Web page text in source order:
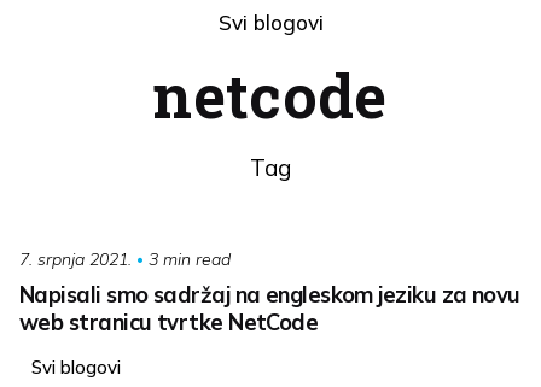
Svi blogovi
netcode
Tag
7. srpnja 2021. 3 min read
Napisali smo sadržaj na engleskom jeziku za novu
web stranicu tvrtke NetCode
Svi blogovi